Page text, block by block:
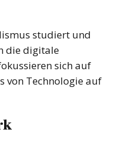
studiert und
die digitale
sich auf
von Technologie auf